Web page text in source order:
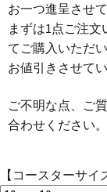
お一つ進呈させ
まずは1点ご注
てご購入いただ
お値引きさせて
ご不明な点、ご
合わせください。
【コースターサイ